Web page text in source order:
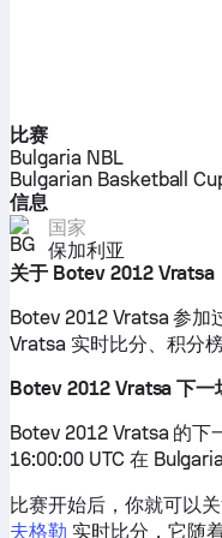
比赛
Bulgaria NBL
Bulgarian Basketball
信息
国家
保加利亚
关于 Botev 2012 Vratsa
Botev 2012 Vratsa 参加
Vratsa 实时比分、积分
Botev 2012 Vratsa 下一
Botev 2012 Vratsa 的下
16:00:00 UTC 在
比赛开始后，你就可以
夫格勒 实时比分，它随